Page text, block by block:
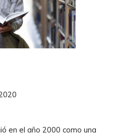
en el año 2000 como una